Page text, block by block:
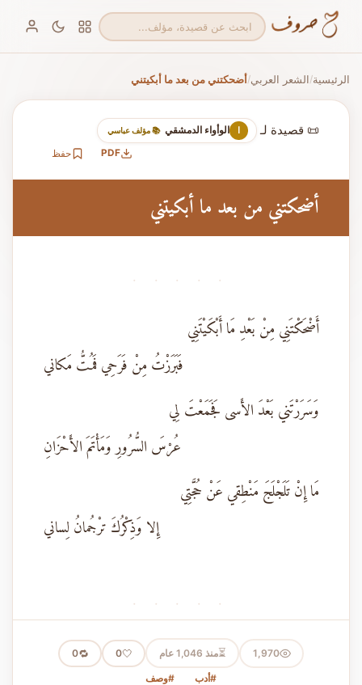
الرئيسية/الشعر العربي/أضحكتني من بعد ما أبكيتني
📜 قصيدة لـ ا الوأواء الدمشقي 📚 مؤلف عباسي
PDF حفظ
أضحكتني من بعد ما أبكيتني
· · · · ·
أَضْحَكْتَنِي مِنْ بَعْدِ مَا أَبْكَيْتَنِي
فَبَرَزْتُ مِنْ فَرَحِي فَمُتُّ مَكاني
وَسَرَرْتَني بَعْدَ الأَسى فَجَمَعْتَ لِي
عُرْسَ السُّرُورِ وَمَأْتَمَ الأَحْزَانِ
مَا إِنْ تَلَجْلَجَ مَنْطِقي عَنْ حُجَّتِي
إِلا وَذِكْرُكَ ترْجُمانُ لِساني
· · · · ·
1,970
⏳منذ 1,046 عام 🤍
0
🔁
0
#أدب #وصف